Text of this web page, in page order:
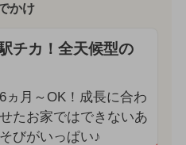
かけ
チカ！全天候型の
6ヵ月～OK！成長に合わ
せたお家ではできないあ
そびがいっぱい♪